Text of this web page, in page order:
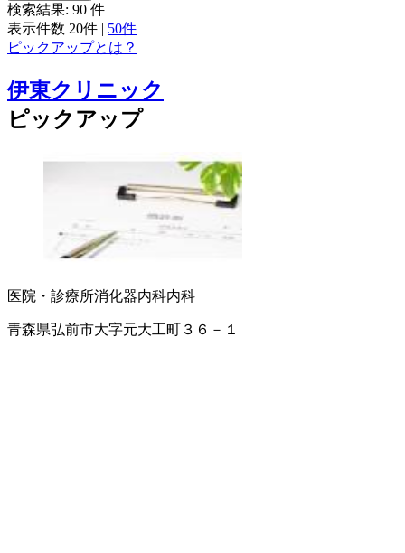
検索結果: 90 件
表示件数 20件 | 50件
ピックアップとは？
伊東クリニック
ピックアップ
医院・診療所消化器内科内科
青森県弘前市大字元大工町３６－１